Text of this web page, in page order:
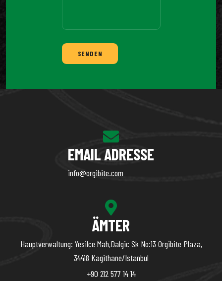
SENDEN
EMAIL ADRESSE
info@orgibite.com
ÄMTER
Hauptverwaltung: Yesilce Mah,Dalgic Sk No:13 Orgibite Plaza,
34418 Kagithane/Istanbul
+90 212 577 14 14